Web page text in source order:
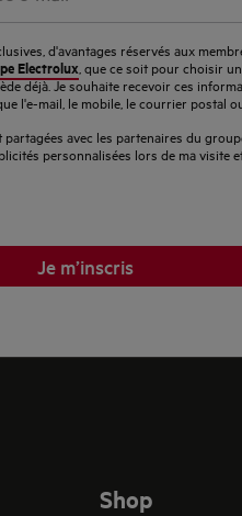
d'avantages réservés aux
Electrolux , que ce soit pour choisir
déjà. Je souhaite recevoir ces
l'e-mail, le mobile, le courrier postal
partagées avec les partenaires du
personnalisées lors de ma visite
Je m’inscris
Shop